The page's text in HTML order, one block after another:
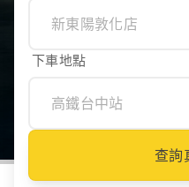
下車地點
查詢